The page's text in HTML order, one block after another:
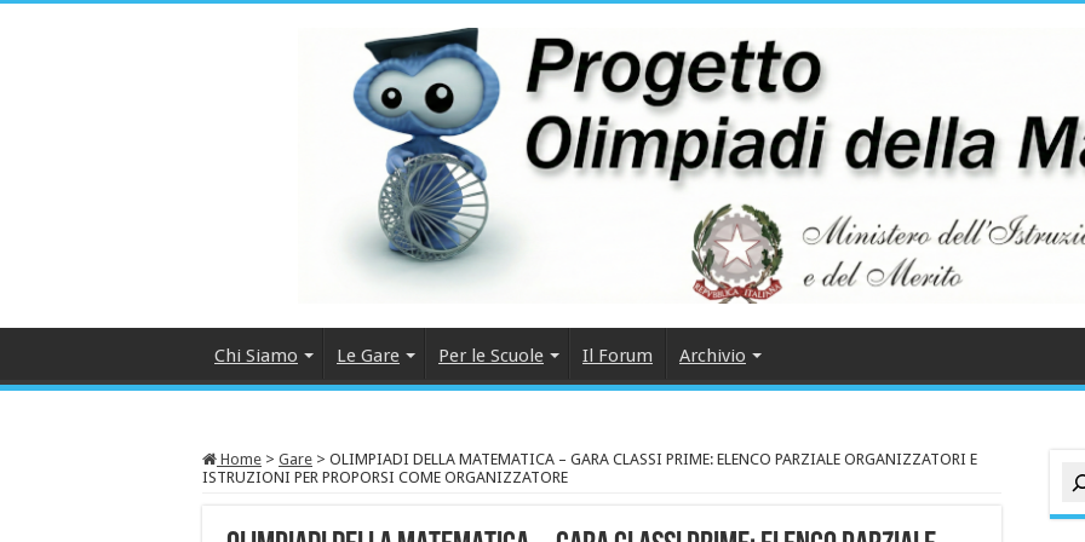
Chi Siamo Le Gare Per le Scuole Il Forum Archivio
Home > Gare > OLIMPIADI DELLA MATEMATICA – GARA CLASSI PRIME: ELENCO PARZIALE ORGANIZZATORI E
ISTRUZIONI PER PROPORSI COME ORGANIZZATORE